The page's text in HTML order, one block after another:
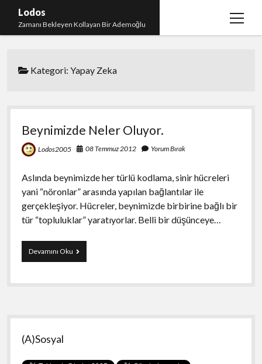
Lodos
Zamanı Bekleyen Kollayan Bir Ademoğlu
menüyü
test
Kategori:Yapay Zeka
Beynimizde Neler Oluyor.
Lodos2005 08 Temmuz 2012 Yorum Bırak
Aslında beynimizde her türlü kodlama, sinir hücreleri
yani “nöronlar” arasında yapılan bağlantılar ile
gerçekleşiyor. Hücreler, beynimizde birbirine bağlı bir
tür “topluluklar” yaratıyorlar. Belli bir düşünceye…
Devamını OkuBeynimizde
Neler
Yan
Menü
(A)Sosyal